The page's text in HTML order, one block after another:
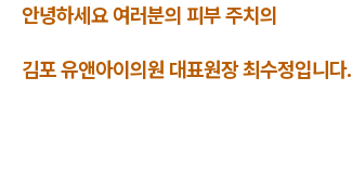
안녕하세요 여러분의 피부 주치의
김포 유앤아이의원 대표원장 최수정입니다.